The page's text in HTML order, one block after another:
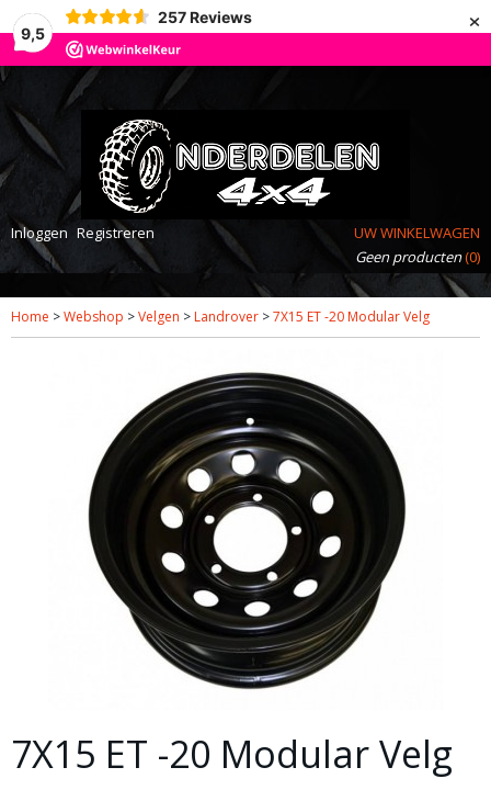
9,5
257 Reviews ×
Inloggen Registreren
UW WINKELWAGEN
Geen producten(0)
Home >Webshop >Velgen > Landrover >7X15 ET -20 Modular Velg
7X15 ET -20 Modular Velg